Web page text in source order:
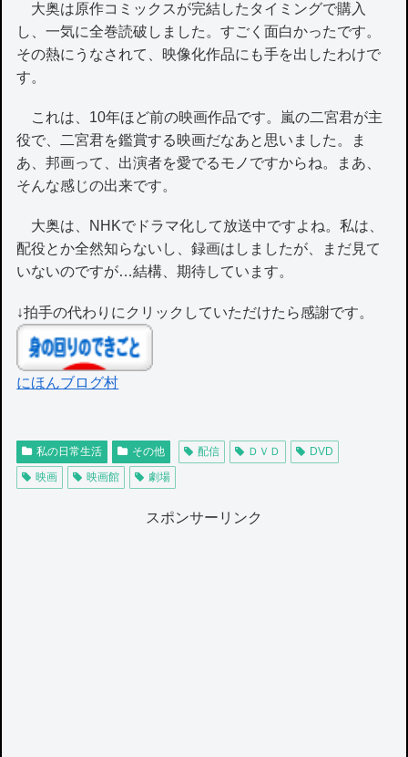
大奥は原作コミックスが完結したタイミングで購入
し、一気に全巻読破しました。すごく面白かったです。
その熱にうなされて、映像化作品にも手を出したわけで
す。
これは、10年ほど前の映画作品です。嵐の二宮君が主
役で、二宮君を鑑賞する映画だなあと思いました。ま
あ、邦画って、出演者を愛でるモノですからね。まあ、
そんな感じの出来です。
大奥は、NHKでドラマ化して放送中ですよね。私は、
配役とか全然知らないし、録画はしましたが、まだ見て
いないのですが…結構、期待しています。
↓拍手の代わりにクリックしていただけたら感謝です。
にほんブログ村
私の日常生活 その他 配信 ＤＶＤ
DVD
映画
映画館 劇場
スポンサーリンク